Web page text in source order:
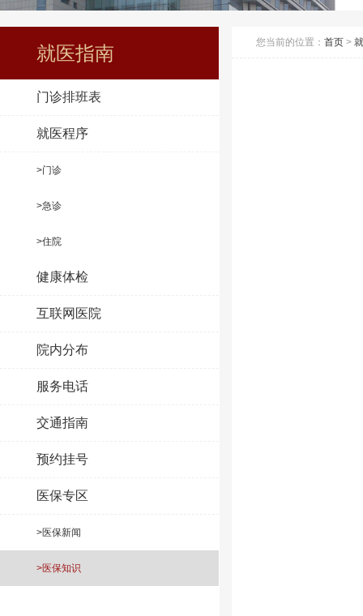
就医指南
门诊排班表
就医程序
>门诊
>急诊
>住院
健康体检
互联网医院
院内分布
服务电话
交通指南
预约挂号
医保专区
>医保新闻
>医保知识
您当前的位置： 首页 >